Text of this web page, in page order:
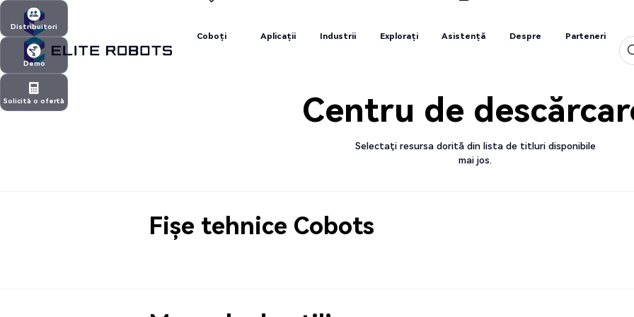
Distribuitori
Distribuitori
Demo
Demo
Solicită o ofertă
Coboți
Aplicații
Industrii
Explorați
Asistență
Despre
Parteneri
Centru de
Selectați resursa dorită din lista de titluri disponibile
mai jos.
Fișe tehnice Cobots